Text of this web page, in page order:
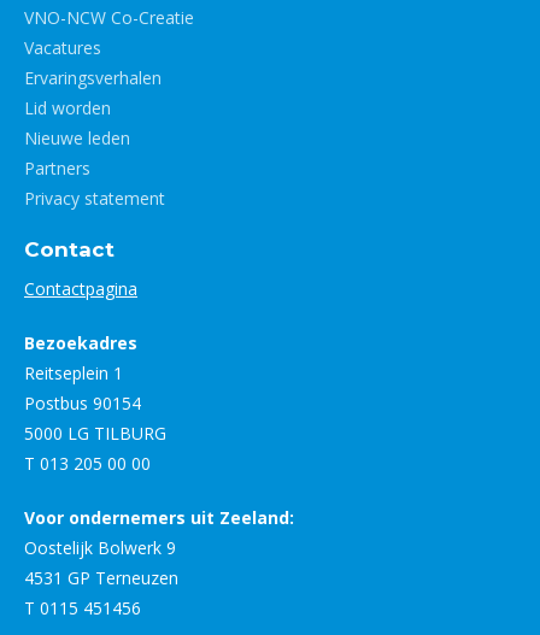
VNO-NCW Co-Creatie
Vacatures
Ervaringsverhalen
Lid worden
Nieuwe leden
Partners
Privacy statement
Contact
Contactpagina
Bezoekadres
Reitseplein 1
Postbus 90154
5000 LG TILBURG
T 013 205 00 00
Voor ondernemers uit Zeeland:
Oostelijk Bolwerk 9
4531 GP Terneuzen
T 0115 451456